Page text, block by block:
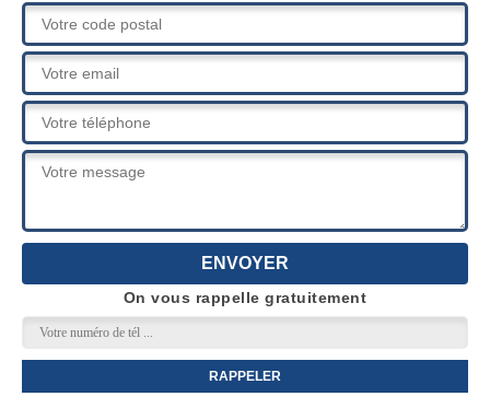
On vous rappelle gratuitement